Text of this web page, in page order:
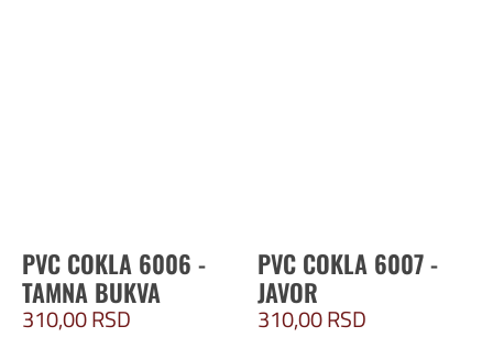
PVC COKLA 6006 -
TAMNA BUKVA
310,00RSD
PVC COKLA 6007 -
JAVOR
310,00RSD